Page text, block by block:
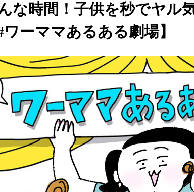
な時間！子供を秒でヤル
ーママあるある劇場】